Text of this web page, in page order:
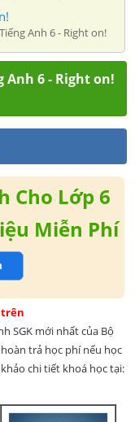
Anh 6 - Right on!
Anh 6 - Right on!
Cho Lớp 6
Miễn Phí
SGK mới nhất của Bộ
trả học phí nếu học
chi tiết khoá học tại: